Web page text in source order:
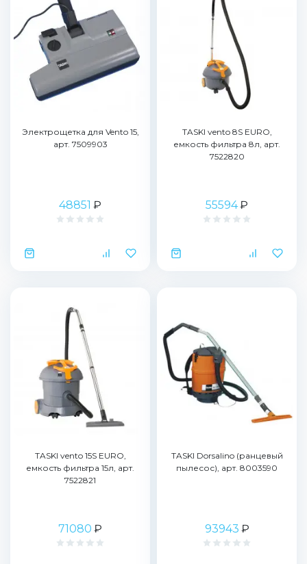
Электрощетка для Vento 15,
арт. 7509903
48851 ₽
TASKI vento 8S EURO,
емкость фильтра 8л, арт.
7522820
55594₽
TASKI vento 15S EURO,
емкость фильтра 15л, арт.
7522821
71080 ₽
TASKI Dorsalino (ранцевый
пылесос), арт. 8003590
93943 ₽